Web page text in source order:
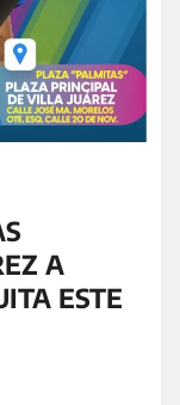
A
ESTE